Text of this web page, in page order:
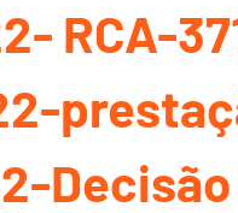
RCA-